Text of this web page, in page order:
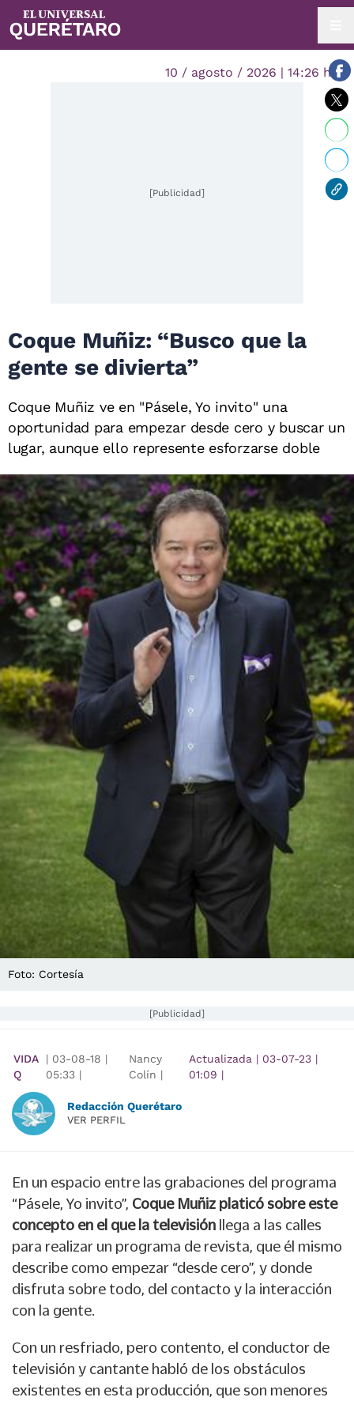
10 / agosto / 2026 | 14:26 hrs.
[Publicidad]
Coque Muñiz: “Busco que la
gente se divierta”
Coque Muñiz ve en "Pásele, Yo invito" una
oportunidad para empezar desde cero y buscar un
lugar, aunque ello represente esforzarse doble
Foto: Cortesía
[Publicidad]
VIDA
Q
| 03-08-18 |
05:33 |
Nancy
Colín |
Actualizada | 03-07-23 |
01:09 |
Redacción Querétaro
VER PERFIL
En un espacio entre las grabaciones del programa
“Pásele, Yo invito”, Coque Muñiz platicó sobre este
concepto en el que la televisión llega a las calles
para realizar un programa de revista, que él mismo
describe como empezar “desde cero”, y donde
disfruta sobre todo, del contacto y la interacción
con la gente.
Con un resfriado, pero contento, el conductor de
televisión y cantante habló de los obstáculos
existentes en esta producción, que son menores